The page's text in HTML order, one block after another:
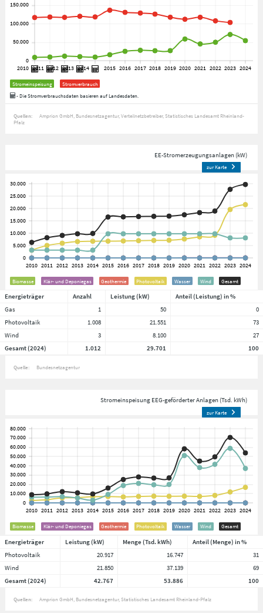
Stromeinspeisung
Stromverbrauch
- Die Stromverbrauchsdaten basieren auf Landesdaten.
Quellen: Amprion GmbH Bundesnetzagentur Verteilnetzbetreiber Statistisches Landesamt Rheinland-
Pfalz
EE-Stromerzeugungsanlagen (kW)
zur Karte
Biomasse Klär- und Deponiegas Geothermie Photovoltaik Wasser Wind Gesamt
Energieträger Anzahl Leistung (kW)
Anteil (Leistung) in %
Gas
1 50
0
Photovoltaik
1.008 21.551
73
Wind
3 8.100
27
Gesamt (2024)
1.012 29.701 100
Quelle: Bundesnetzagentur
Stromeinspeisung EEG-geförderter Anlagen (Tsd. kWh)
zur Karte
Biomasse Klär- und Deponiegas Geothermie Photovoltaik Wasser Wind Gesamt
Energieträger Leistung (kW) Menge (Tsd. kWh)
Anteil (Menge) in %
Photovoltaik
20.917 16.747
31
Wind
21.850 37.139
69
Gesamt (2024)
42.767 53.886 100
Quellen: Amprion GmbH Bundesnetzagentur Statistisches Landesamt Rheinland-Pfalz